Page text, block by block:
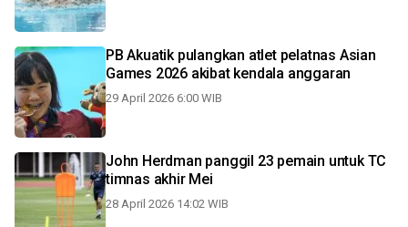
PB Akuatik pulangkan atlet pelatnas Asian
Games 2026 akibat kendala anggaran
29 April 2026 6:00 WIB
John Herdman panggil 23 pemain untuk TC
timnas akhir Mei
28 April 2026 14:02 WIB